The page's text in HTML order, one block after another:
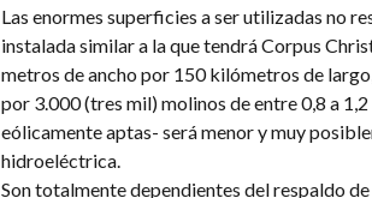
Las enormes superficies a ser utilizadas no
instalada similar a la que tendrá Corpus
metros de ancho por 150 kilómetros de
por 3.000 (tres mil) molinos de entre 0,8 a
eólicamente aptas- será menor y muy
hidroeléctrica.
Son totalmente dependientes del respaldo